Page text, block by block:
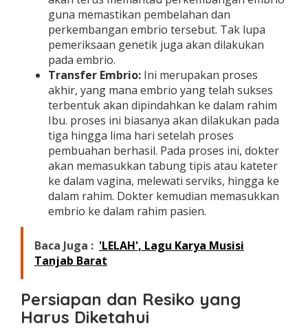
guna memastikan pembelahan dan
perkembangan embrio tersebut. Tak lupa
pemeriksaan genetik juga akan dilakukan
pada embrio.
Transfer Embrio: Ini merupakan proses
akhir, yang mana embrio yang telah sukses
terbentuk akan dipindahkan ke dalam rahim
Ibu. proses ini biasanya akan dilakukan pada
tiga hingga lima hari setelah proses
pembuahan berhasil. Pada proses ini, dokter
akan memasukkan tabung tipis atau kateter
ke dalam vagina, melewati serviks, hingga ke
dalam rahim. Dokter kemudian memasukkan
embrio ke dalam rahim pasien.
Baca Juga : 'LELAH', Lagu Karya Musisi
Tanjab Barat
Persiapan dan Resiko yang
Harus Diketahui